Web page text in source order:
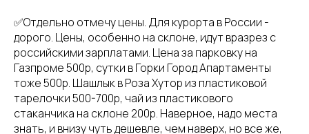
✅Отдельно отмечу цены. Для курорта в России -
дорого. Цены, особенно на склоне, идут вразрез с
российскими зарплатами. Цена за парковку на
Газпроме 500р, сутки в Горки Город Апартаменты
тоже 500р. Шашлык в Роза Хутор из пластиковой
тарелочки 500-700р, чай из пластикового
стаканчика на склоне 200р. Наверное, надо места
знать, и внизу чуть дешевле, чем наверх, но все же,